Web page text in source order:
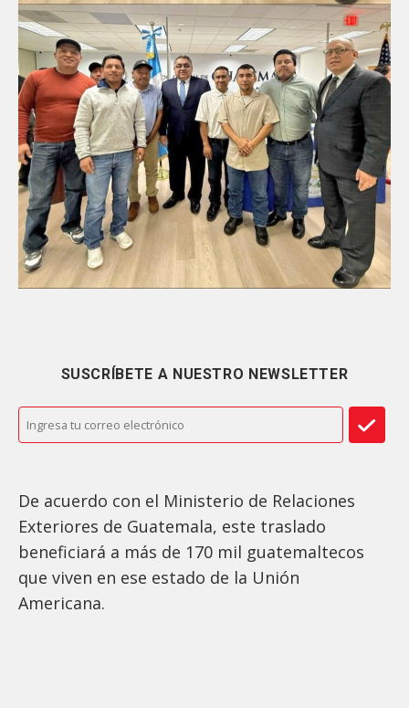
SUSCRÍBETE A NUESTRO NEWSLETTER
De acuerdo con el Ministerio de Relaciones
Exteriores de Guatemala, este traslado
beneficiará a más de 170 mil guatemaltecos
que viven en ese estado de la Unión
Americana.